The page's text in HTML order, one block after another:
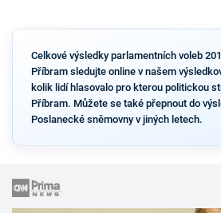
Celkové výsledky parlamentních voleb
Příbram sledujte online v našem
kolik lidí hlasovalo pro kterou politickou
Příbram. Můžete se také přepnout do
Poslanecké sněmovny v jiných letech.